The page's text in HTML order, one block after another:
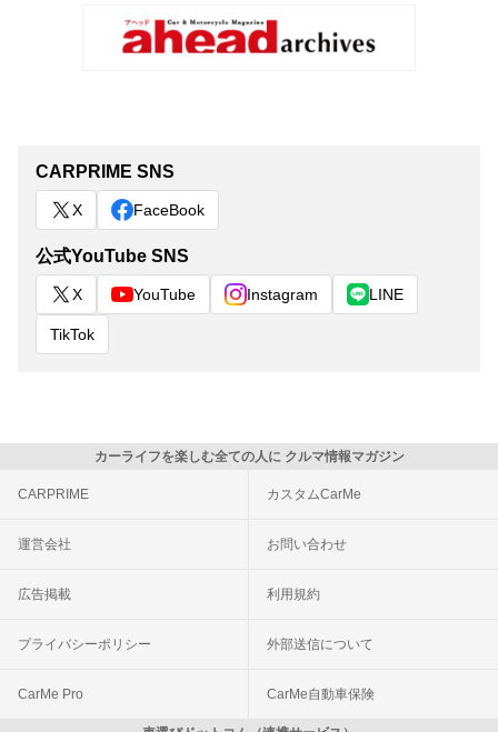
CARPRIME SNS
X FaceBook
公式YouTube SNS
X YouTube Instagram LINE
TikTok
カーライフを楽しむ全ての人に クルマ情報マガジン
CARPRIME カスタムCarMe
運営会社 お問い合わせ
広告掲載 利用規約
プライバシーポリシー 外部送信について
CarMe Pro CarMe自動車保険